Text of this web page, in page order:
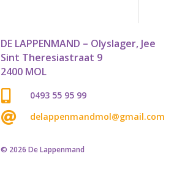
DE LAPPENMAND – Olyslager, Jee
Sint Theresiastraat 9
2400 MOL
0493 55 95 99
 delappenmandmol@gmail.com
© 2026 De Lappenmand